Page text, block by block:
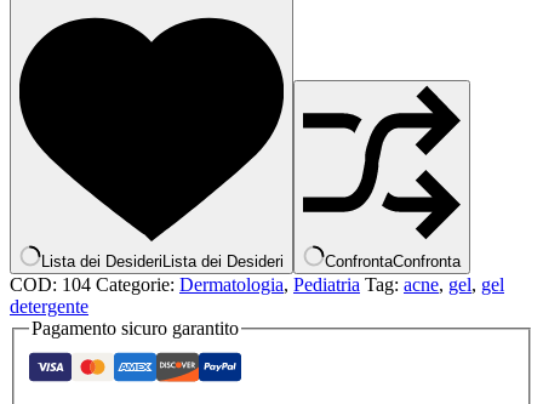
Lista dei DesideriLista dei Desideri ConfrontaConfronta
COD: 104 Categorie: Dermatologia, Pediatria Tag: acne, gel, gel
detergente
Pagamento sicuro garantito